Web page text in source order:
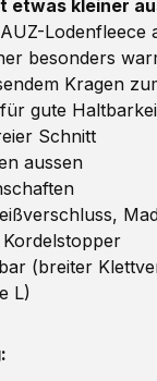
etwas kleiner
besonders
Kragen
gute
Schnitt
aussen
(breiter
L)